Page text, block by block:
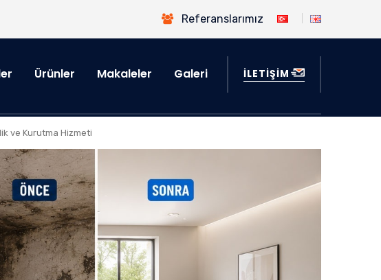
Referanslarımız
Ürünler Makaleler Galeri İLETİŞİM
ve Kurutma Hizmeti